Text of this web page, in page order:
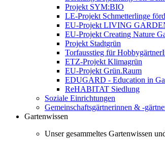
Projekt SYM:BIO
LE-Projekt Schmetterlinge
EU-Projekt LIVING
EU-Projekt Creating Nature
Projekt Stadtgrün
Torfausstieg für
ETZ-Projekt Klimagrün
EU-Projekt Grün.Raum
EDUGARD - Education in
ReHABITAT Siedlung
Soziale Einrichtungen
Gemeinschaftsgärtnerinnen & -
Gartenwissen
Unser gesammeltes Gartenwissen